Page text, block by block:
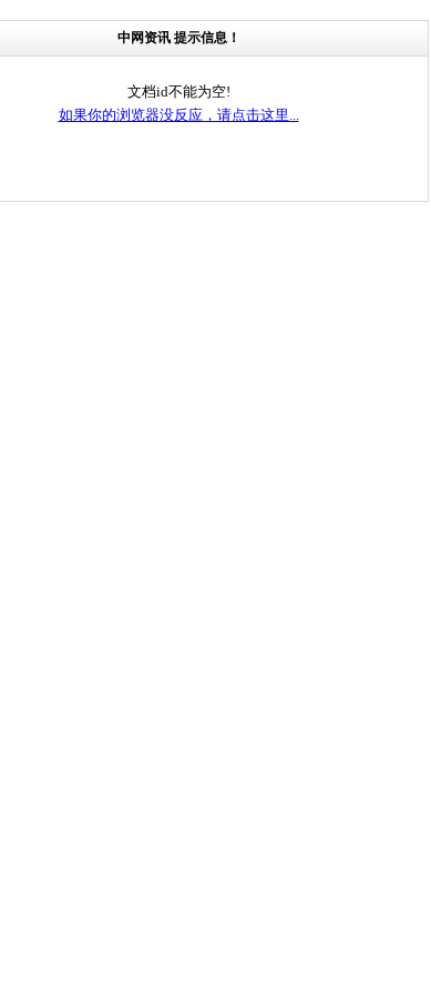
中网资讯 提示信息！
文档id不能为空!
如果你的浏览器没反应，请点击这里...